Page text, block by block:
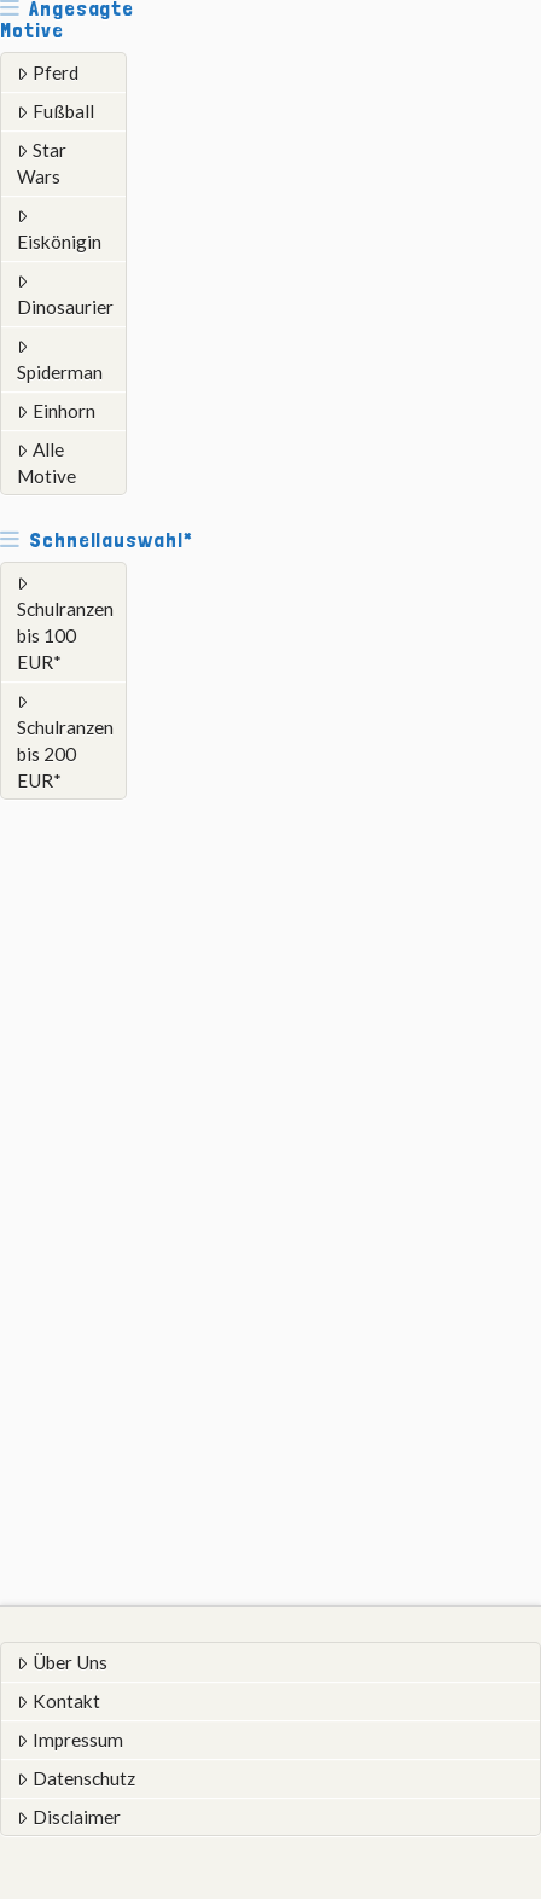
Angesagte
Motive
Pferd
Fußball
Star
Wars
Eiskönigin
Dinosaurier
Spiderman
Einhorn
Alle
Motive
Schnellauswahl*
Schulranzen
bis 100
EUR*
Schulranzen
bis 200
EUR*
Über Uns
Kontakt
Impressum
Datenschutz
Disclaimer